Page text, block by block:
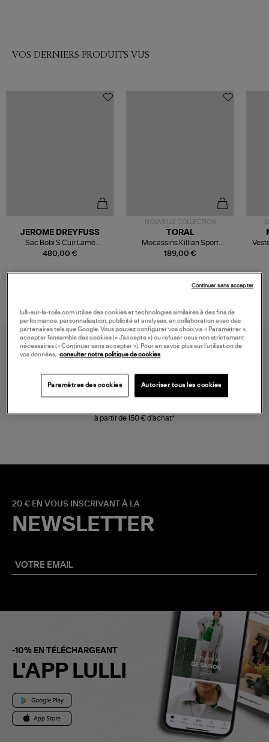
VOS DERNIERS PRODUITS VUS
480,00 €
JEROME DREYFUSS
Sac Bobi S Cuir Lamé
Champagne
NOUVELLE COLLECTION
189,00 €
TORAL
Mocassins Killian Sport
Mousse
à partir de 150 € d'achat*
20 € EN VOUS INSCRIVANT À LA
NEWSLETTER
-10% EN TÉLÉCHARGEANT
L'APP LULLI
lulli-sur-la-toile.com utilise des cookies et technologies similaires à des fins de
performance, personnalisation, publicité et analyses, en collaboration avec des
partenaires tels que Google. Vous pouvez configurer vos choix via « Paramétrer »,
accepter l’ensemble des cookies (« J’accepte ») ou refuser ceux non strictement
nécessaires (« Continuer sans accepter »). Pour en savoir plus sur l’utilisation de
vos données, consulter notre politique de cookies
Paramètres des cookies Autoriser tous les cookies
Continuer sans accepter